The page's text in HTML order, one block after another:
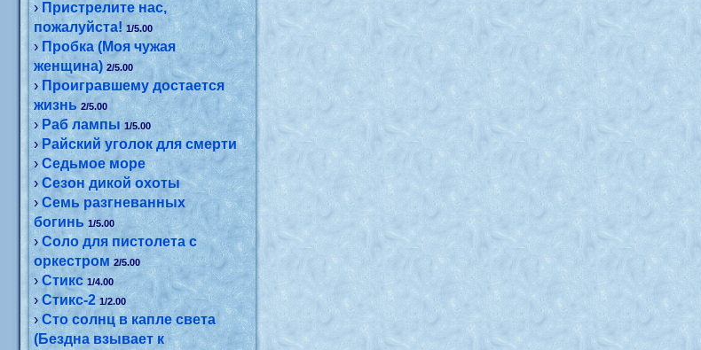
›Пристрелите нас,
пожалуйста! 1/5.00
› Пробка (Моя чужая
женщина) 2/5.00
›Проигравшему достается
жизнь 2/5.00
›Раб лампы 1/5.00
› Райский уголок для смерти
›Седьмое море
›Сезон дикой охоты
›Семь разгневанных
богинь 1/5.00
›Соло для пистолета с
оркестром 2/5.00
›Стикс 1/4.00
›Стикс-2 1/2.00
›Сто солнц в капле света
(Бездна взывает к